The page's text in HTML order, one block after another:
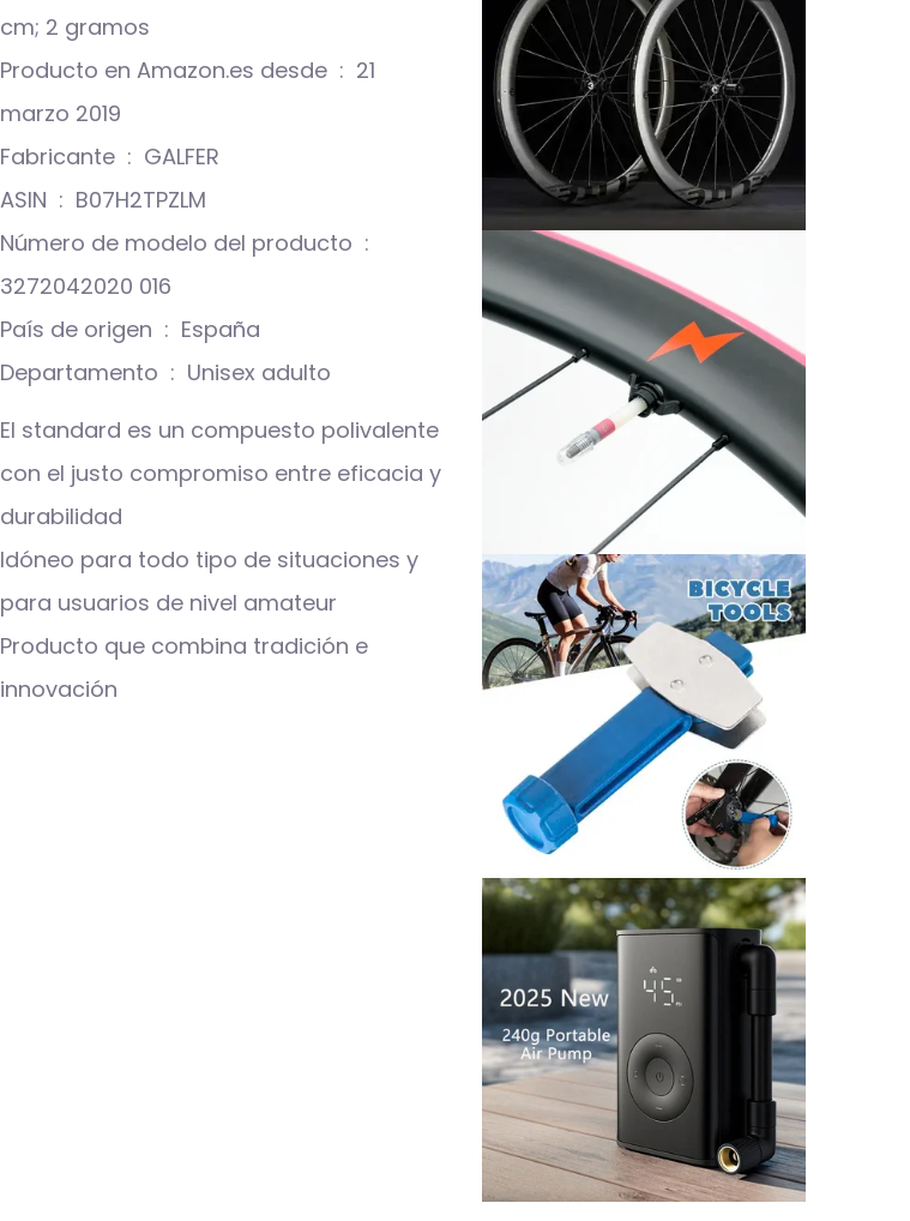
cm; 2 gramos
Producto en Amazon.es desde ‏ : ‎ 21
marzo 2019
Fabricante ‏ : ‎ GALFER
ASIN ‏ : ‎ B07H2TPZLM
Número de modelo del producto ‏ : ‎
3272042020 016
País de origen ‏ : ‎ España
Departamento ‏ : ‎ Unisex adulto
El standard es un compuesto polivalente
con el justo compromiso entre eficacia y
durabilidad
Idóneo para todo tipo de situaciones y
para usuarios de nivel amateur
Producto que combina tradición e
innovación